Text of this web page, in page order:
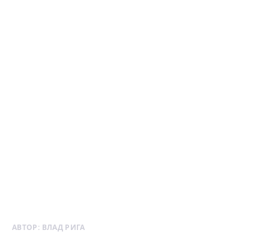
АВТОР: ВЛАД РИГА